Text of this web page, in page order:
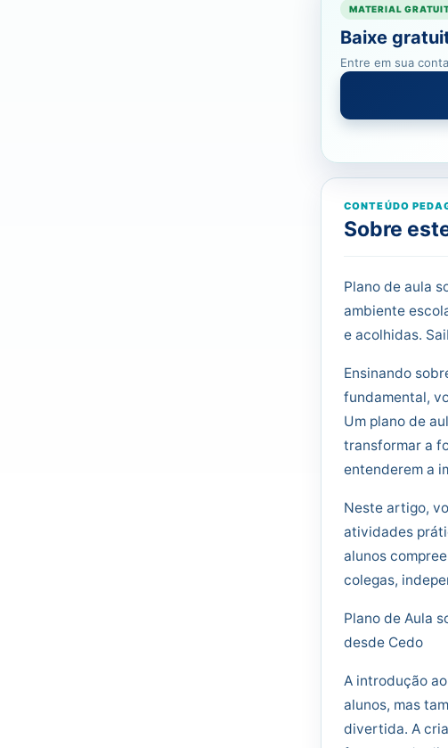
MATERIAL
Baixe
Entre em sua
CONTEÚDO
Sobre
Plano de aula
ambiente
e acolhidas.
Ensinando
fundamental,
Um plano de
transformar a
entenderem a
Neste artigo,
atividades
alunos
colegas,
Plano de Aula
desde Cedo
A introdução
alunos, mas
divertida. A